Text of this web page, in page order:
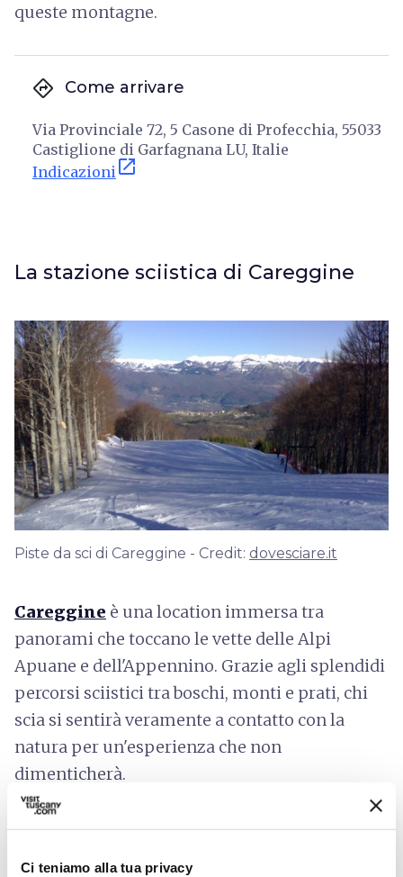
Ci teniamo alla tua privacy
queste montagne.
directions Come arrivare
Via Provinciale 72, 5 Casone di Profecchia, 55033
Castiglione di Garfagnana LU, Italie
Indicazioni open_in_new
La stazione sciistica di Careggine
Piste da sci di Careggine - Credit: dovesciare.it
Careggine è una location immersa tra
panorami che toccano le vette delle Alpi
Apuane e dell'Appennino. Grazie agli splendidi
percorsi sciistici tra boschi, monti e prati, chi
scia si sentirà veramente a contatto con la
natura per un'esperienza che non
dimenticherà.
In località Formica sono presenti
due piste da
altre tre pisteper un totale di 3 km, mentre